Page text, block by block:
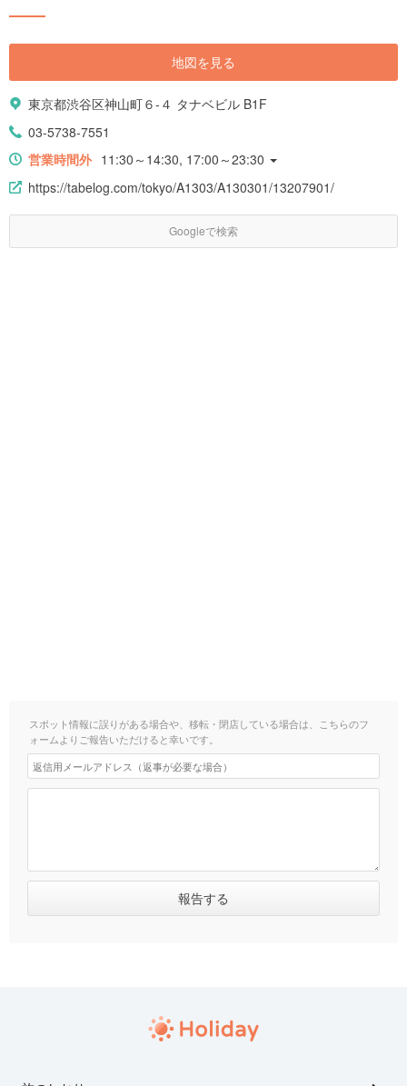
地図を見る
東京都渋谷区神山町６-４ タナベビル B1F
03-5738-7551
営業時間外 11:30～14:30, 17:00～23:30
https://tabelog.com/tokyo/A1303/A130301/13207901/
Googleで検索
スポット情報に誤りがある場合や、移転・閉店している場合は、こちらのフ
ォームよりご報告いただけると幸いです。